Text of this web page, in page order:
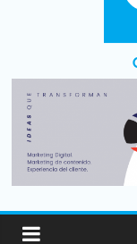
Vacaciones de
turístico: 4,6